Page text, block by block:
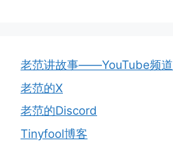
老范讲故事——YouTube频道
老范的X
老范的Discord
Tinyfool博客